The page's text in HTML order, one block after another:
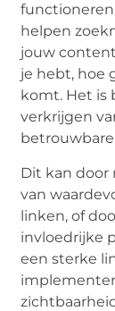
helpen
jouw
je hebt, hoe
komt. Het is
verkrijgen
Dit kan door
van
linken, of
invloedrijke
een sterke